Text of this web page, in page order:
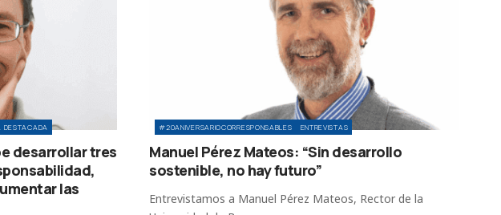
DESTACADA
desarrollar tres
las
#20ANIVERSARIOCORRESPONSABLES ENTREVISTAS
Manuel Pérez Mateos: “Sin desarrollo
sostenible, no hay futuro”
Entrevistamos a Manuel Pérez Mateos, Rector de la